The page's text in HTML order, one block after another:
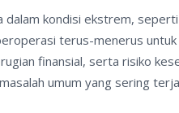
kondisi ekstrem,
terus-menerus
finansial, serta risiko
umum yang sering